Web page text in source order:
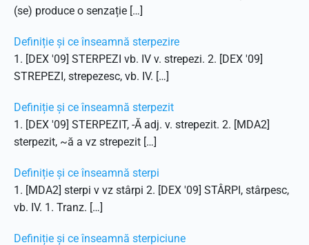
(se) produce o senzație […]
Definiție și ce înseamnă sterpezire
1. [DEX '09] STERPEZI vb. IV v. strepezi. 2. [DEX '09]
STREPEZI, strepezesc, vb. IV. […]
Definiție și ce înseamnă sterpezit
1. [DEX '09] STERPEZIT, -Ă adj. v. strepezit. 2. [MDA2]
sterpezit, ~ă a vz strepezit […]
Definiție și ce înseamnă sterpi
1. [MDA2] sterpi v vz stârpi 2. [DEX '09] STÂRPI, stârpesc,
vb. IV. 1. Tranz. […]
Definiție și ce înseamnă sterpiciune